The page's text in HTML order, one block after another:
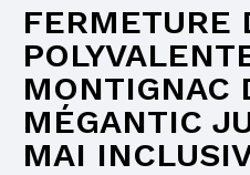
FERMETURE
MONTIGNAC
MÉGANTIC
MAI